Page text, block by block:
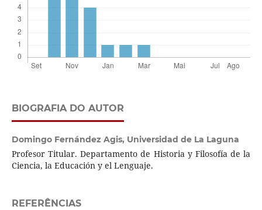
BIOGRAFIA DO AUTOR
Domingo Fernández Agis, Universidad de La Laguna
Profesor Titular. Departamento de Historia y Filosofía de la
Ciencia, la Educación y el Lenguaje.
REFERÊNCIAS